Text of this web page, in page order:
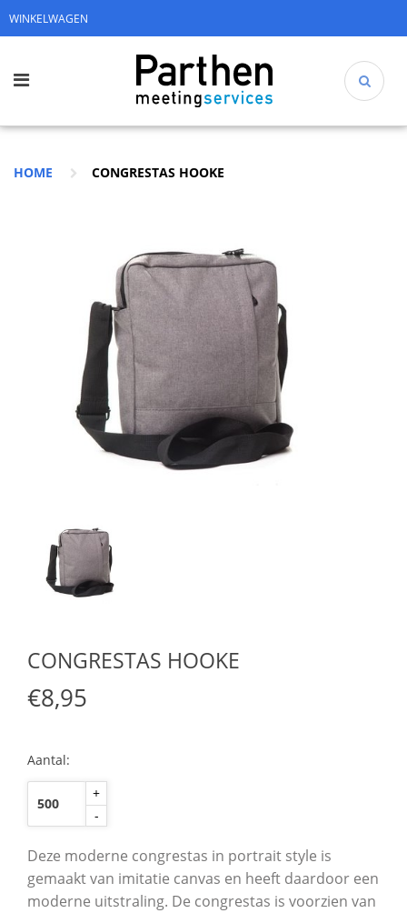
WINKELWAGEN
HOME CONGRESTAS HOOKE
CONGRESTAS HOOKE
€8,95
Aantal:
+
-
Deze moderne congrestas in portrait style is
gemaakt van imitatie canvas en heeft daardoor een
moderne uitstraling. De congrestas is voorzien van